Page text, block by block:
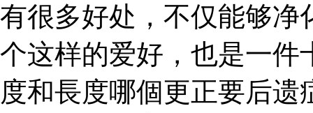
有很多好处，不仅能够净
个这样的爱好，也是一
度和長度哪個更正要后